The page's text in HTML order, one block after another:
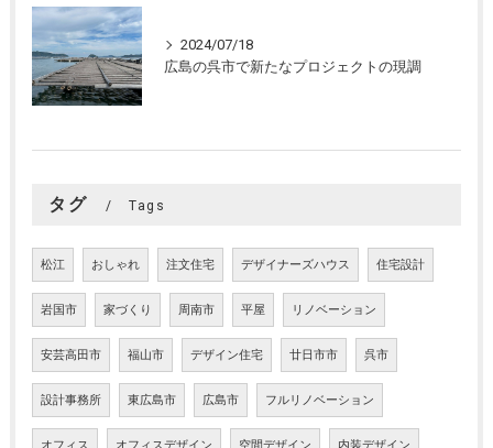
2024/07/18
広島の呉市で新たなプロジェクトの現調
タグ Tags
松江 おしゃれ 注文住宅 デザイナーズハウス 住宅設計
岩国市 家づくり 周南市 平屋 リノベーション
安芸高田市 福山市 デザイン住宅 廿日市市 呉市
設計事務所 東広島市 広島市 フルリノベーション